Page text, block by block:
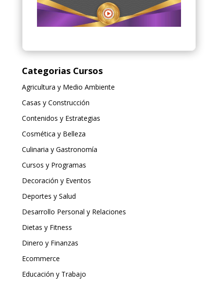
Categorias Cursos
Agricultura y Medio Ambiente
Casas y Construcción
Contenidos y Estrategias
Cosmética y Belleza
Culinaria y Gastronomía
Cursos y Programas
Decoración y Eventos
Deportes y Salud
Desarrollo Personal y Relaciones
Dietas y Fitness
Dinero y Finanzas
Ecommerce
Educación y Trabajo